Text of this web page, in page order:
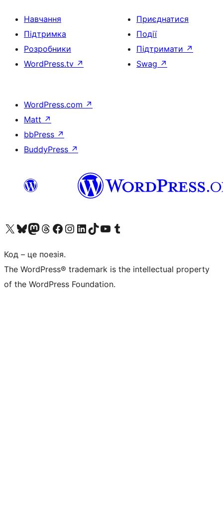
Навчання
Підтримка
Розробники
WordPress.tv ↗
Приєднатися
Події
Підтримати ↗
Swag ↗
WordPress.com ↗
Matt ↗
bbPress ↗
BuddyPress ↗
Visit our X (formerly Twitter) account
Visit our Bluesky account
Завітайте до нашої стрічки в Mastodon
Visit our Threads account
Завітайте на нашу сторінку в Facebook
Visit our Instagram account
Visit our LinkedIn account
Visit our TikTok account
Visit our YouTube channel
Visit our Tumblr account
Код – це поезія.
The WordPress® trademark is the intellectual property
of the WordPress Foundation.